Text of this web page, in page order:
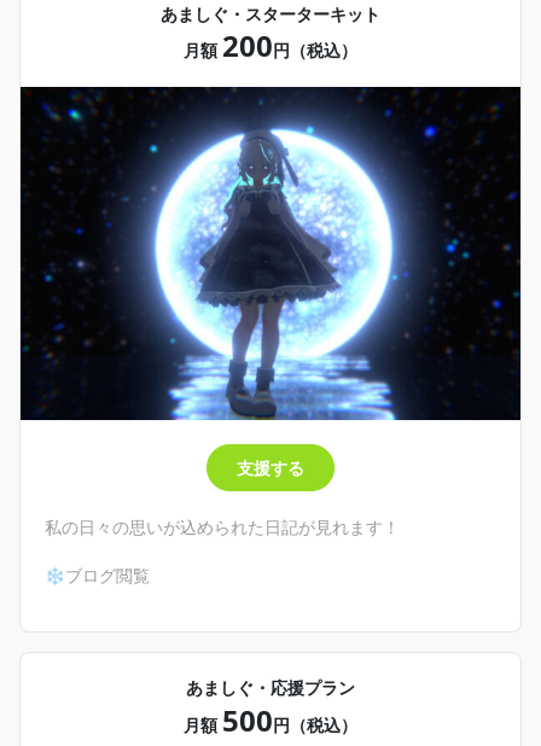
配信タグ : #お喋りしぐれすさん
L もうTwitterみたいに気軽に呟いてくれ～～～
❄プラン一覧❄
あましぐ・スターターキット
月額200円
・ブログ閲覧(不定期)
私の日々の思いが込められた日記が見れます！
あましぐ・応援プラン
月額500円
・メンバー限定配信閲覧
・メンバー限定Discord招待
あましぐ・ガチ恋プラン
・ブログ閲覧
・メンバー限定配信閲覧
・月１ボイスリクエスト券
あましぐ・スターターキット
月額 200円（税込）
支援する
私の日々の思いが込められた日記が見れます！
❄ブログ閲覧
あましぐ・応援プラン
月額 500円（税込）